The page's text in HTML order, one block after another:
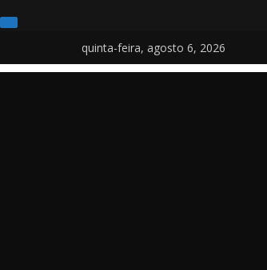
para
quinta-feira, agosto 6, 2026